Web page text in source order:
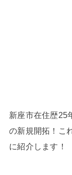
新座市在住歴25
の新規開拓！こ
に紹介します！